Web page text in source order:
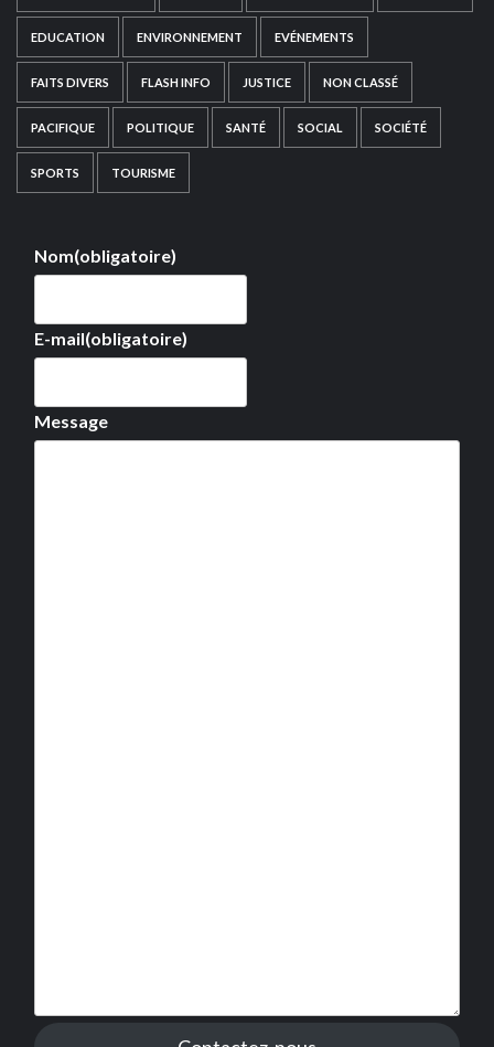
EDUCATION ENVIRONNEMENT EVÉNEMENTS
FAITS DIVERS FLASH INFO JUSTICE NON CLASSÉ
PACIFIQUE POLITIQUE SANTÉ SOCIAL SOCIÉTÉ
SPORTS TOURISME
Nom(obligatoire)
E-mail(obligatoire)
Message